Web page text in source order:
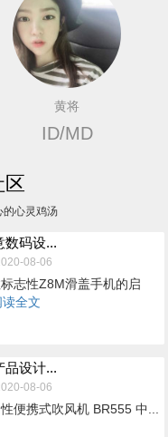
黄将
ID/MD
区
的心灵鸡汤
数码设...
08-06
志性Z8M滑盖手机的启
读全文
品设计...
08-06
便携式吹风机 BR555 中...